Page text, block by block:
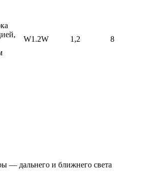
W1.2W 1,2 8
— дальнего и ближнего света